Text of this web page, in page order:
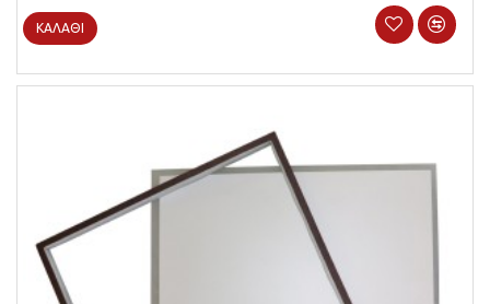
ΚΑΛΆΘΙ